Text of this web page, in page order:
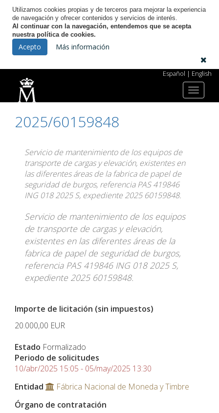
Utilizamos cookies propias y de terceros para mejorar la experiencia
de navegación y ofrecer contenidos y servicios de interés.
Al continuar con la navegación, entendemos que se acepta
nuestra política de cookies.
Acepto Más información
Español | English
Toggle
Licitación Electrónica
Inicio
2025/60159848
Servicio de mantenimiento de los equipos de
transporte de cargas y elevación, existentes en
las diferentes áreas de la fabrica de papel de
seguridad de burgos, referencia PAS 419846
ING 018 2025 S, expediente 2025 60159848.
Servicio de mantenimiento de los equipos
de transporte de cargas y elevación,
existentes en las diferentes áreas de la
fabrica de papel de seguridad de burgos,
referencia PAS 419846 ING 018 2025 S,
expediente 2025 60159848.
Importe de licitación (sin impuestos)
20.000,00 EUR
Estado Formalizado
Periodo de solicitudes
10/abr/2025 15:05 - 05/may/2025 13:30
Entidad
Fábrica Nacional de Moneda y Timbre
Órgano de contratación